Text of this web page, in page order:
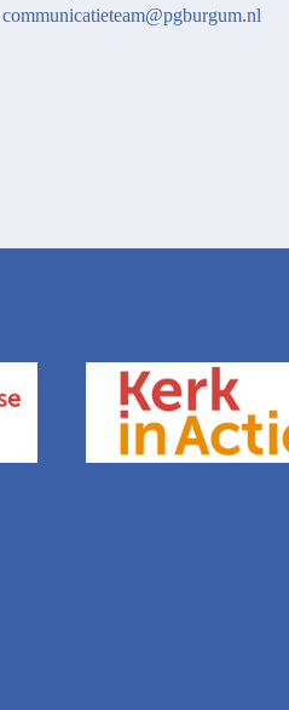
communicatieteam@pgburgum.nl